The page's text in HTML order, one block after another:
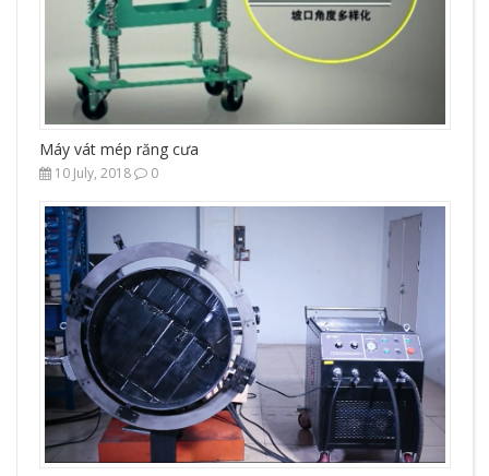
Máy vát mép răng cưa
10 July, 2018 0